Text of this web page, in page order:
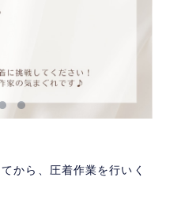
から、圧着作業を行いく